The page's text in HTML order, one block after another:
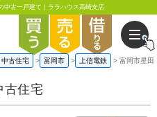
古一戸建て｜ララハウス高崎支店
古住宅 富岡市 上信電鉄 富岡市星
住宅